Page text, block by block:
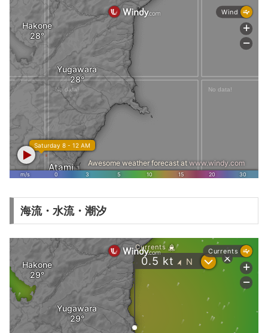
海流・水流・潮汐